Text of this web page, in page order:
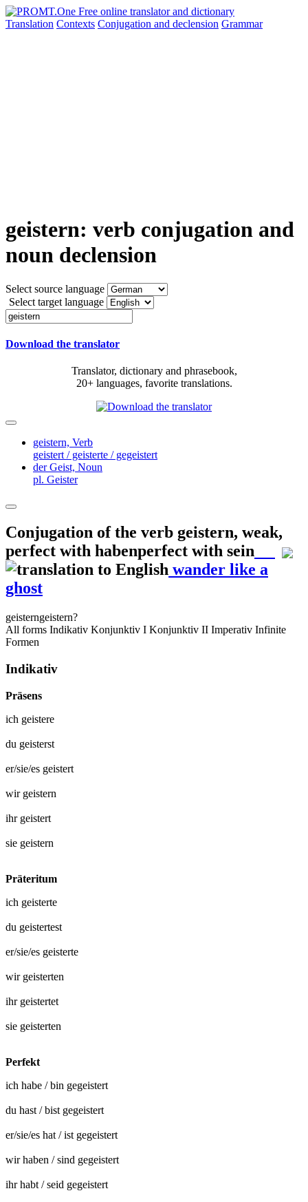
Translation Contexts Conjugation and declension Grammar
geistern: verb conjugation and
noun declension
Select source language
Select target language
Download the translator
Translator, dictionary and phrasebook,
20+ languages, favorite translations.
geistern, Verb
geistert / geisterte / gegeistert
der Geist, Noun
pl. Geister
Conjugation of the verb geistern, weak,
perfect with habenperfect with sein
wander like a
ghost
geisterngeistern?
All forms Indikativ Konjunktiv I Konjunktiv II Imperativ Infinite
Formen
Indikativ
Präsens
ich geistere
du geisterst
er/sie/es geistert
wir geistern
ihr geistert
sie geistern
Präteritum
ich geisterte
du geistertest
er/sie/es geisterte
wir geisterten
ihr geistertet
sie geisterten
Perfekt
ich habe / bin gegeistert
du hast / bist gegeistert
er/sie/es hat / ist gegeistert
wir haben / sind gegeistert
ihr habt / seid gegeistert